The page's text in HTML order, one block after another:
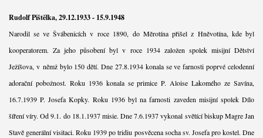
Rudolf Pištělka, 29.12.1933 - 15.9.1948
Narodil se ve Švábenicích v roce 1890, do Měrotína přišel z Hněvotína, kde byl
kooperatorem. Za jeho působení byl v roce 1934 založen spolek misijní Dětství
Ježíšova, v němž bylo 150 dětí. Dne 27.8.1934 konala se ve farnosti poprvé celodenní
adorační pobožnost. Roku 1936 konala se primice P. Aloise Lakomého ze Savína,
16.7.1939 P. Josefa Kopky. Roku 1936 byl na farnosti zaveden misijní spolek Dílo
šíření víry. Od 9.1. do 18.1.1937 misie. Dne 7.6.1937 vykonal světící biskup Magre Jan
Stavě generální visitaci. Roku 1939 po tridiu posvěcena socha sv. Josefa pro kostel. Dne